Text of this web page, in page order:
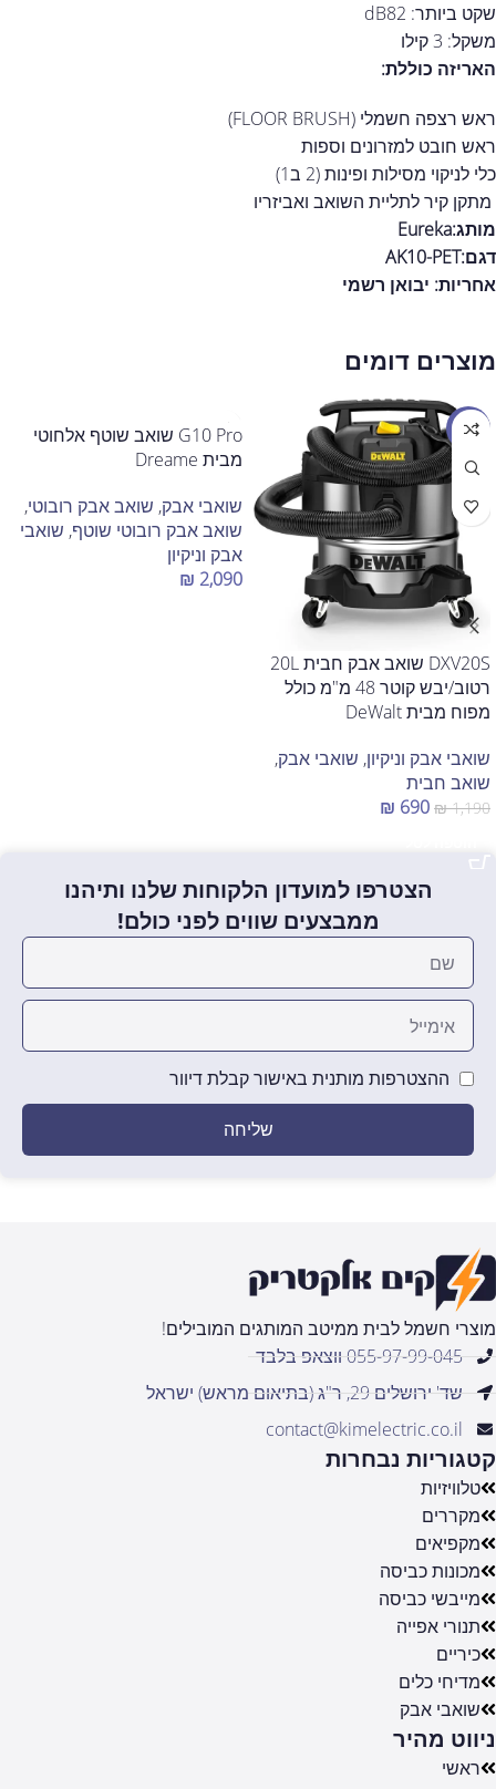
שקט ביותר: dB82
משקל: 3 קילו
האריזה כוללת:
ראש רצפה חשמלי (FLOOR BRUSH)
ראש חובט למזרונים וספות
כלי לניקוי מסילות ופינות (2 ב1)
מתקן קיר לתליית השואב ואביזריו
מותג:Eureka
דגם:AK10-PET
אחריות: יבואן רשמי
מוצרים דומים
מבצע
DXV20S שואב אבק חבית 20L
רטוב/יבש קוטר 48 מ"מ כולל
מפוח מבית DeWalt
שואבי אבק וניקיון, שואבי אבק,
שואב חבית
₪1,190
₪ 690
G10 Pro שואב שוטף אלחוטי
מבית Dreame
שואבי אבק, שואב אבק רובוטי,
שואב אבק רובוטי שוטף, שואבי
אבק וניקיון
₪ 2,090
הצטרפו למועדון הלקוחות שלנו ותיהנו
ממבצעים שווים לפני כולם!
ההצטרפות מותנית באישור קבלת דיוור
שליחה
מוצרי חשמל לבית ממיטב המותגים המובילים!
055-97-99-045 ווצאפ בלבד
שד' ירושלים 29, ר"ג (בתיאום מראש) ישראל
contact@kimelectric.co.il
קטגוריות נבחרות
טלוויזיות
מקררים
מקפיאים
מכונות כביסה
מייבשי כביסה
תנורי אפייה
כיריים
מדיחי כלים
שואבי אבק
ניווט מהיר
ראשי